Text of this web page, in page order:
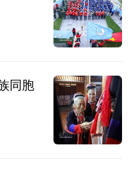
同胞